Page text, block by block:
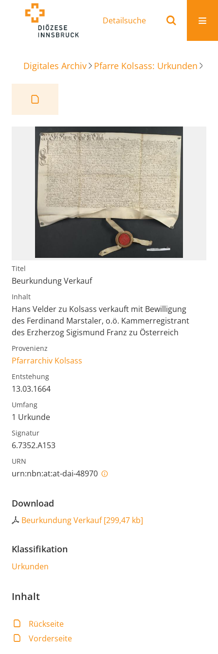
Detailsuche
Digitales Archiv Pfarre Kolsass: Urkunden
Titel
Beurkundung Verkauf
Inhalt
Hans Velder zu Kolsass verkauft mit Bewilligung
des Ferdinand Marstaler, o.ö. Kammerregistrant
des Erzherzog Sigismund Franz zu Österreich
Provenienz
Pfarrarchiv Kolsass
Entstehung
13.03.1664
Umfang
1 Urkunde
Signatur
6.7352.A153
URN
urn:nbn:at:at-dai-48970
Download
Beurkundung Verkauf[299,47 kb]
Klassifikation
Urkunden
Inhalt
Rückseite
Vorderseite